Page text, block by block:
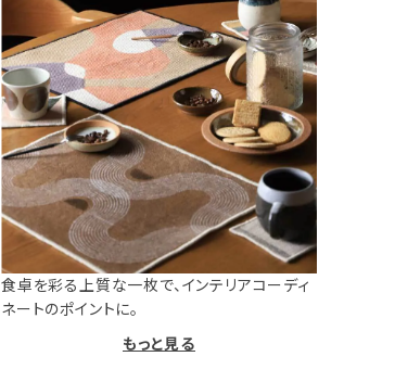
食卓を彩る上質な一枚で、インテリアコーディ
ネートのポイントに。
もっと見る